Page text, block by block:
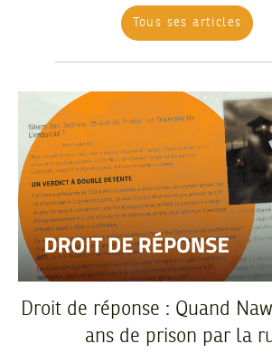
Tous ses articles
Droit de réponse : Quand
ans de prison par la